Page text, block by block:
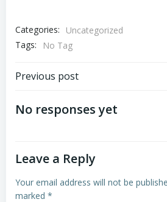
Categories:
Uncategorized
Tags:
No Tag
Post
navigation
Previous post
No responses yet
Leave a Reply
Your email address will not be
marked *